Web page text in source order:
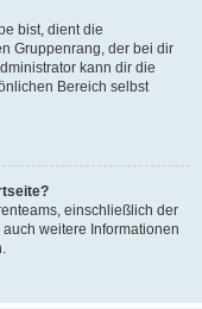
bist, dient die
Gruppenrang, der bei dir
kann dir die
Bereich selbst
einschließlich der
weitere Informationen